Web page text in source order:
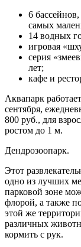
6
самых
14 водных
игровая
серия
лет;
кафе и
Аквапарк
сентября,
800 руб., для
ростом до 1 м.
Дендрозоопарк.
Этот
одно из лучших
парковой зоне
флорой, а также
этой же
различных
кормить с рук.